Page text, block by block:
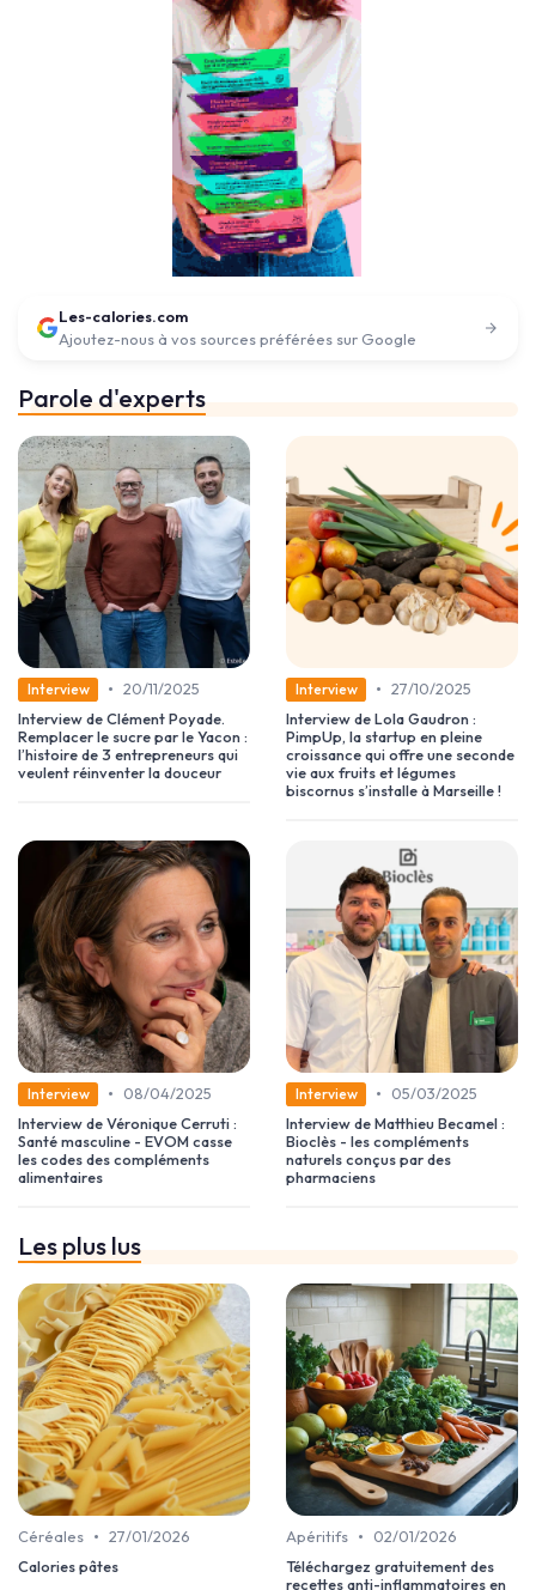
Les-calories.com
Ajoutez-nous à vos sources préférées sur Google
Parole d'experts
Interview • 20/11/2025
Interview de Clément Poyade.
Remplacer le sucre par le Yacon :
l’histoire de 3 entrepreneurs qui
veulent réinventer la douceur
Interview • 27/10/2025
Interview de Lola Gaudron :
PimpUp, la startup en pleine
croissance qui offre une seconde
vie aux fruits et légumes
biscornus s’installe à Marseille !
Interview •
08/04/2025
Interview de Véronique Cerruti :
Santé masculine - EVOM casse
les codes des compléments
alimentaires
Interview •
05/03/2025
Interview de Matthieu Becamel :
Bioclès - les compléments
naturels conçus par des
pharmaciens
Les plus lus
Céréales • 27/01/2026
Calories pâtes
Apéritifs •
02/01/2026
Téléchargez gratuitement des
recettes anti-inflammatoires en